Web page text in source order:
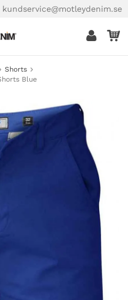
kundservice@motleydenim.se
Shorts
Blue